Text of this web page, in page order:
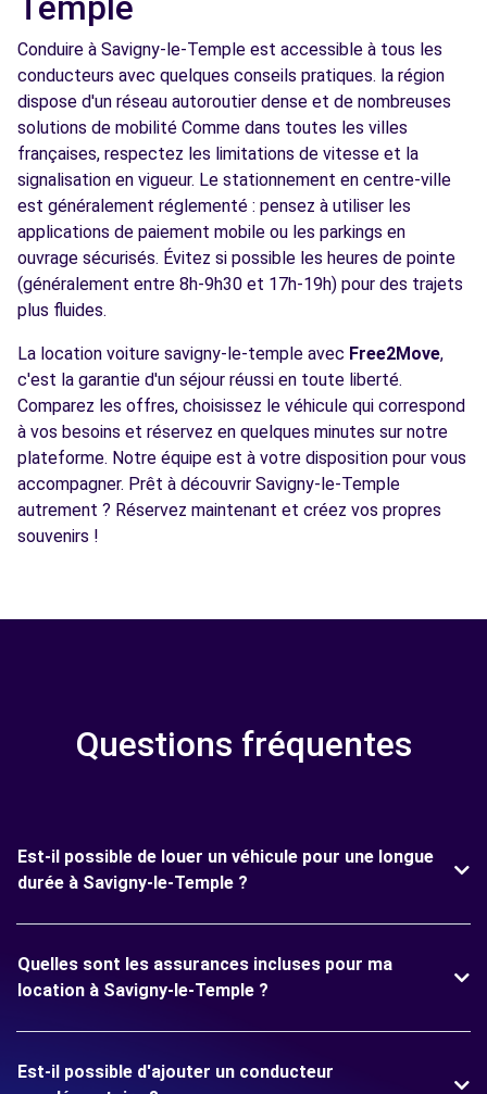
Conduire à Savigny-le-Temple est accessible à tous les
conducteurs avec quelques conseils pratiques. la région
dispose d'un réseau autoroutier dense et de nombreuses
solutions de mobilité Comme dans toutes les villes
françaises, respectez les limitations de vitesse et la
signalisation en vigueur. Le stationnement en centre-ville
est généralement réglementé : pensez à utiliser les
applications de paiement mobile ou les parkings en
ouvrage sécurisés. Évitez si possible les heures de pointe
(généralement entre 8h-9h30 et 17h-19h) pour des trajets
plus fluides.
La location voiture savigny-le-temple avec Free2Move,
c'est la garantie d'un séjour réussi en toute liberté.
Comparez les offres, choisissez le véhicule qui correspond
à vos besoins et réservez en quelques minutes sur notre
plateforme. Notre équipe est à votre disposition pour vous
accompagner. Prêt à découvrir Savigny-le-Temple
autrement ? Réservez maintenant et créez vos propres
souvenirs !
Questions fréquentes
Est-il possible de louer un véhicule pour une longue
durée à Savigny-le-Temple ?
Quelles sont les assurances incluses pour ma
location à Savigny-le-Temple ?
Est-il possible d'ajouter un conducteur